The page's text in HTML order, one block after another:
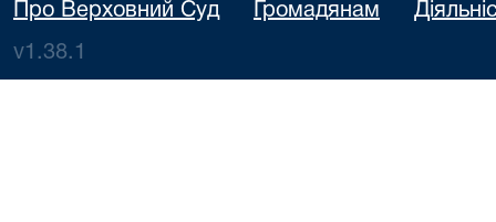
Про Верховний Суд Громадянам
v1.38.1